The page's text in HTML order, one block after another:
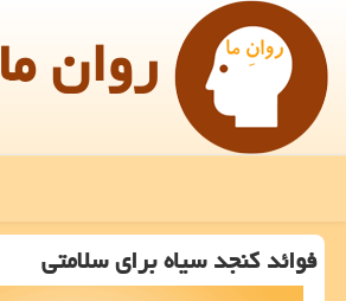
روان ما
فوائد كنجد سیاه برای سلامتی